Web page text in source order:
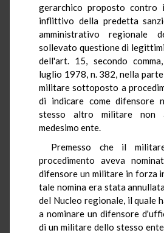
gerarchico proposto contro
inflittivo della predetta
amministrativo regionale
sollevato questione di
dell'art. 15, secondo
luglio 1978, n. 382, nella
militare sottoposto a
di indicare come difensore
stesso altro militare non
medesimo ente.
Premesso che il
procedimento aveva
difensore un militare in forza
tale nomina era stata
del Nucleo regionale, il quale
a nominare un difensore
di un militare dello stesso